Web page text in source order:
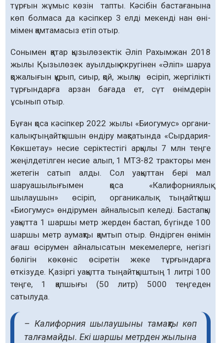
тұр­ғын жұмыс көзін тапты. Кәсі­бін бастағанына
көп болмаса да кәсіпкер 3 елді мекенді нан өні­
мімен қамтамасыз етіп отыр.
Сонымен қатар қызылөзектік Әліп Рахымжан 2018
жылы Қызылөзек ауылдық округінен «Әліп» шаруа
қожа­лығын құрып, сиыр, қой, жылқы өсіріп, жергілікті
тұрғындарға арзан бағада ет, сүт өнімдерін
ұсынып отыр.
Бұған қоса кәсіпкер 2022 жылы «Биогумус» органи­
калық тыңайтқышын өндіру мақсатында «Сырдария-
Көкшетау» несие серіктестігі арқылы 7 млн теңге
жеңілдетілген несие алып, 1 МТЗ-82 тракторы мен
жетегін сатып алды. Сол уақыттан бері мал
шаруашылығымен қоса «Калифорниялық
шылаушын» өсіріп, органикалық тыңайтқыш
«Биогумус» өндірумен айна­лысып келеді. Бастапқы
уақытта 1 шаршы метр жерден бастап, бүгінде 100
шаршы метр аумақты қамтып отыр. Өндірген өнімін
ағаш өсірумен айналысатын мекемелерге, негізгі
бөлігін көкөніс өсіретін жеке тұрғындарға
өткізуде. Қазіргі уақытта тыңайтқыштың 1 литрі 100
теңге, 1 қапшығы (50 литр) 5000 теңге­ден
сатылуда.
– Калифорния шылаушыны тамақты көп
талғамайды. Екі шаршы метрден жылына